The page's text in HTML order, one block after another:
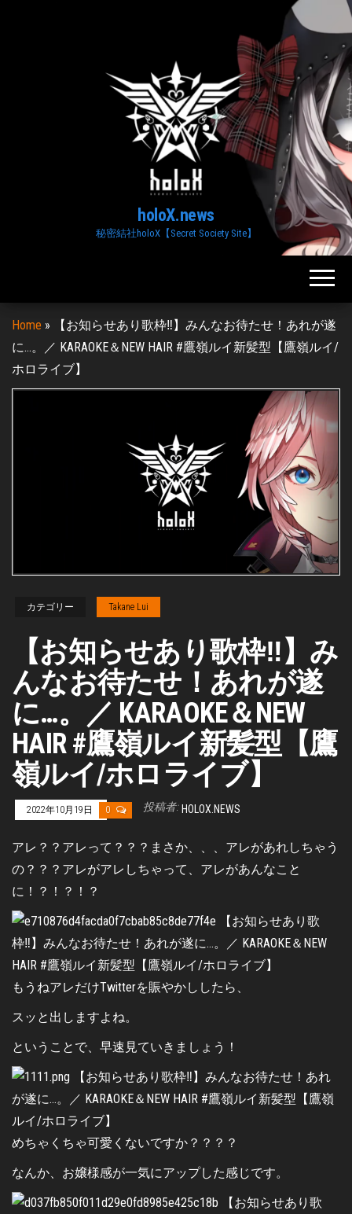
holoX.news
秘密結社holoX【Secret Society Site】
Home »
【お知らせあり歌枠‼】みんなお待たせ！あれが遂
に…。／ KARAOKE＆NEW HAIR #鷹嶺ルイ新髪型【鷹嶺ルイ/
ホロライブ】
カテゴリー Takane Lui
【お知らせあり歌枠‼】み
んなお待たせ！あれが遂
に…。／ KARAOKE＆NEW
HAIR #鷹嶺ルイ新髪型【鷹
嶺ルイ/ホロライブ】
2022年10月19日 0 投稿者: HOLOX.NEWS
アレ？？アレって？？？まさか、、、アレがあれしちゃう
の？？？アレがアレしちゃって、アレがあんなこと
に！？！？！？
もうねアレだけTwitterを賑やかししたら、
スッと出しますよね。
ということで、早速見ていきましょう！
めちゃくちゃ可愛くないですか？？？？
なんか、お嬢様感が一気にアップした感じです。